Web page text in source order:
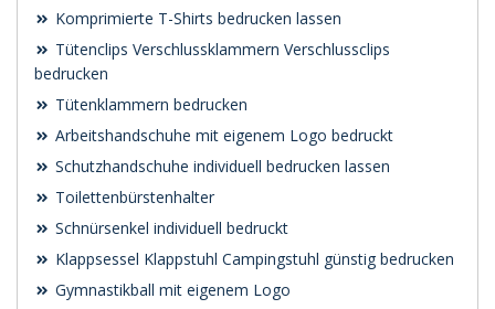
Komprimierte T-Shirts bedrucken lassen
Tütenclips Verschlussklammern Verschlussclips
bedrucken
Tütenklammern bedrucken
Arbeitshandschuhe mit eigenem Logo bedruckt
Schutzhandschuhe individuell bedrucken lassen
Toilettenbürstenhalter
Schnürsenkel individuell bedruckt
Klappsessel Klappstuhl Campingstuhl günstig bedrucken
Gymnastikball mit eigenem Logo